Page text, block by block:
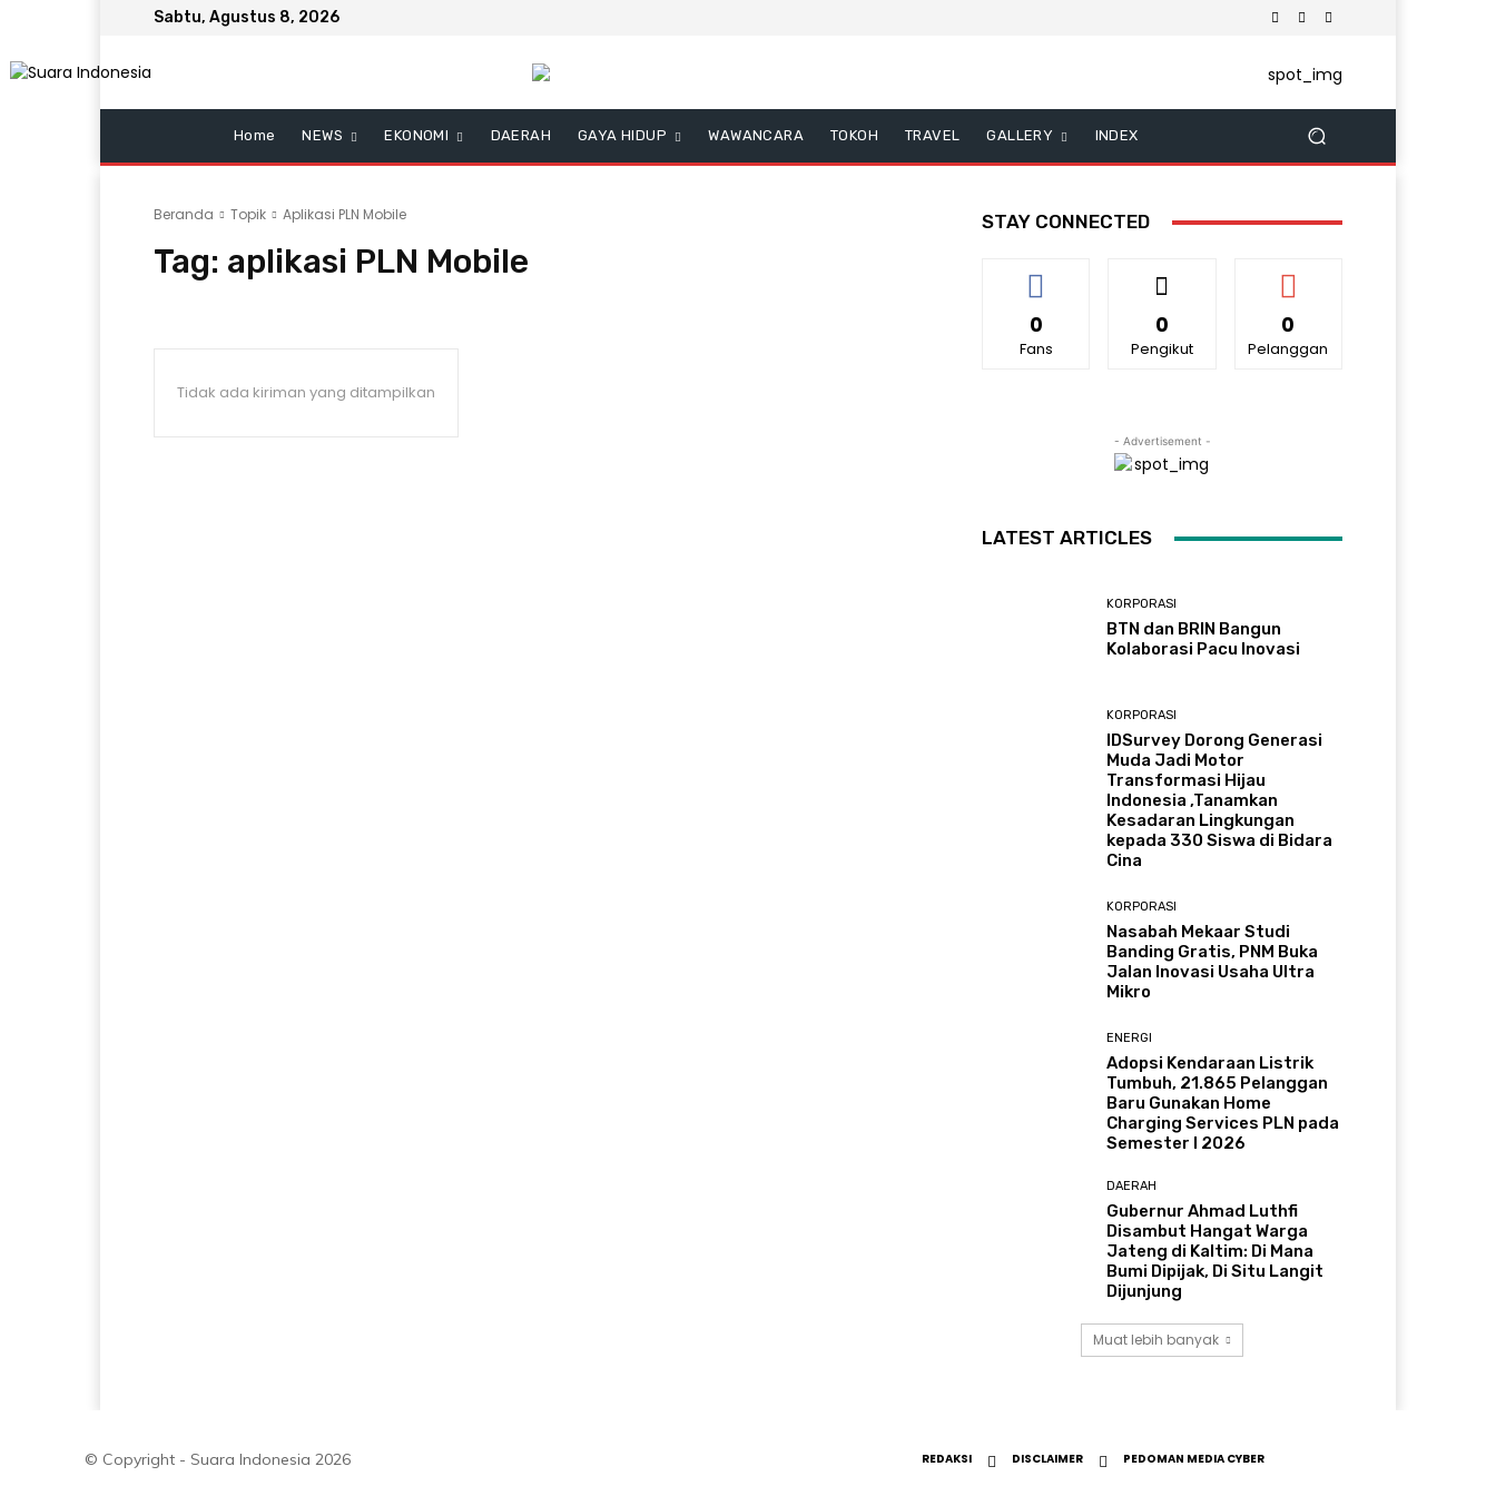
Sabtu, Agustus 8, 2026
Home NEWS EKONOMI DAERAH GAYA HIDUP WAWANCARA TOKOH TRAVEL GALLERY INDEX
Beranda Topik Aplikasi PLN Mobile
Tag: aplikasi PLN Mobile
Tidak ada kiriman yang ditampilkan
STAY CONNECTED
0
Fans
0
Pengikut
0
Pelanggan
- Advertisement -
LATEST ARTICLES
KORPORASI
BTN dan BRIN Bangun
Kolaborasi Pacu Inovasi
KORPORASI
IDSurvey Dorong Generasi
Muda Jadi Motor
Transformasi Hijau
Indonesia ,Tanamkan
Kesadaran Lingkungan
kepada 330 Siswa di Bidara
Cina
KORPORASI
Nasabah Mekaar Studi
Banding Gratis, PNM Buka
Jalan Inovasi Usaha Ultra
Mikro
ENERGI
Adopsi Kendaraan Listrik
Tumbuh, 21.865 Pelanggan
Baru Gunakan Home
Charging Services PLN pada
Semester I 2026
DAERAH
Gubernur Ahmad Luthfi
Disambut Hangat Warga
Jateng di Kaltim: Di Mana
Bumi Dipijak, Di Situ Langit
Dijunjung
Muat lebih banyak
© Copyright - Suara Indonesia 2026 REDAKSI DISCLAIMER PEDOMAN MEDIA CYBER